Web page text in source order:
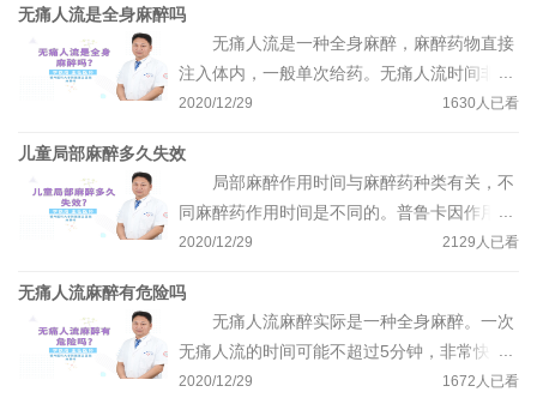
无痛人流是全身麻醉吗
无痛人流是一种全身麻醉，麻醉药物直接
注入体内，一般单次给药。无痛人流时间非常
短，一般都在5分钟到10分钟之间可完成，一
痛，手术结束后病人很快就能清醒，保证病人
的生命安全，但做无痛人流手术以后，一般要
求病人在24小时之内不要离开。
2020/12/29 1630人已看
儿童局部麻醉多久失效
局部麻醉作用时间与麻醉药种类有关，不
同麻醉药作用时间是不同的。普鲁卡因作用时
间是0.5到1个小时，失效后病人会有疼痛感；
物，需要1到2个小时才能失效；而长效的麻醉
药，如：罗哌卡因、布比卡因时效在5到6个小
时。局部麻醉时需加一些长效局麻药保证病人
的无痛，局部麻醉注射时会在局部麻醉药里加
2020/12/29 2129 人已看
无痛人流麻醉有危险吗
无痛人流麻醉实际是一种全身麻醉。一次
无痛人流的时间可能不超过5分钟，非常快并
且非常舒适，必须由麻醉医生亲自操作，麻醉
2020/12/29 1672 人已看